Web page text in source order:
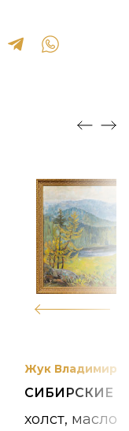
Жук Владимир
СИБИРСКИЕ
холст, масло